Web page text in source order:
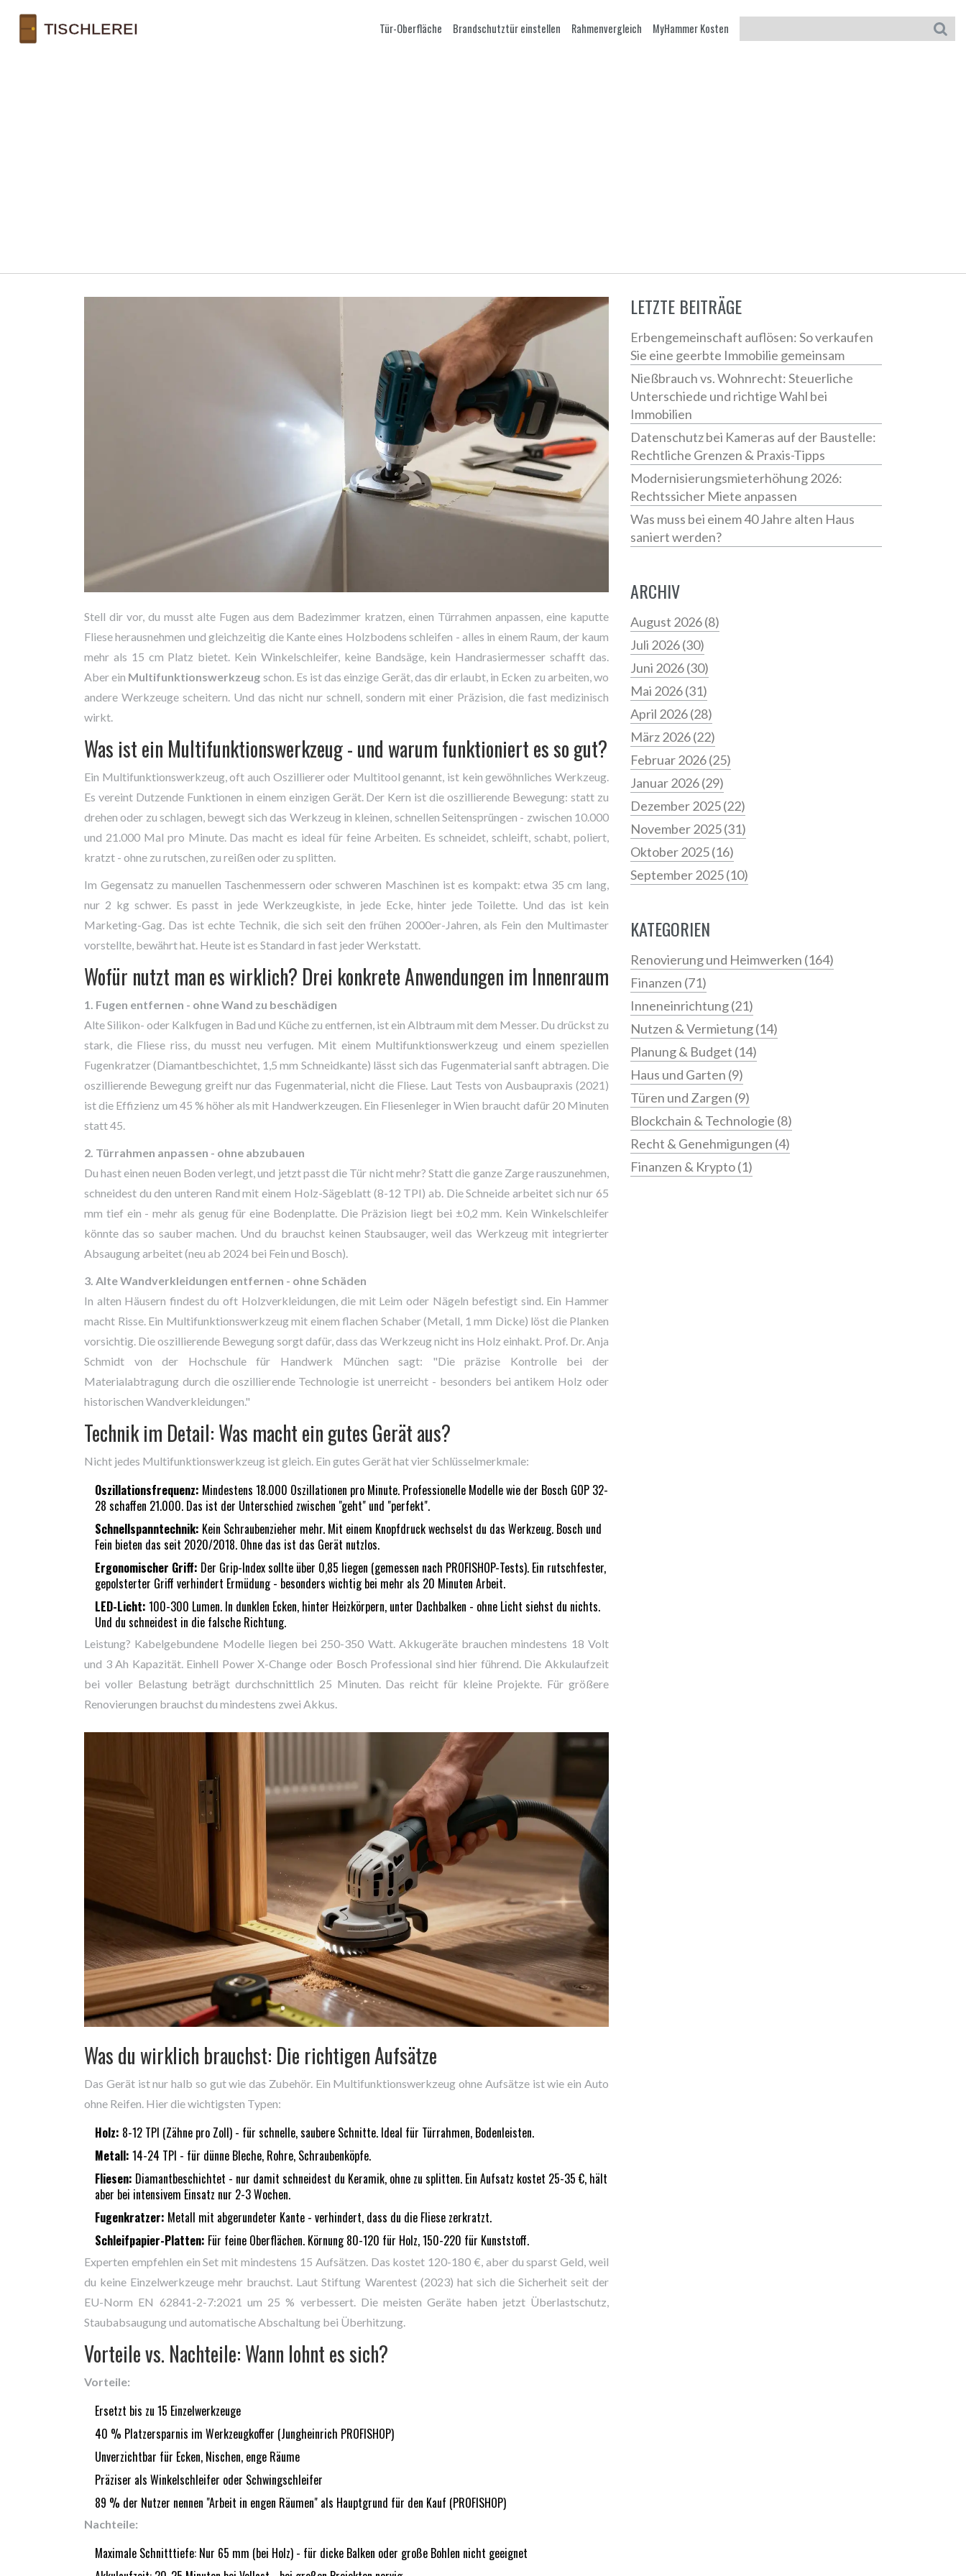
Tür-Oberfläche Brandschutztür einstellen Rahmenvergleich MyHammer Kosten
Stell dir vor, du musst alte Fugen aus dem Badezimmer kratzen, einen Türrahmen anpassen, eine kaputte
Fliese herausnehmen und gleichzeitig die Kante eines Holzbodens schleifen - alles in einem Raum, der kaum
mehr als 15 cm Platz bietet. Kein Winkelschleifer, keine Bandsäge, kein Handrasiermesser schafft das.
Aber ein Multifunktionswerkzeug schon. Es ist das einzige Gerät, das dir erlaubt, in Ecken zu arbeiten, wo
andere Werkzeuge scheitern. Und das nicht nur schnell, sondern mit einer Präzision, die fast medizinisch
wirkt.
Was ist ein Multifunktionswerkzeug - und warum funktioniert es so gut?
Ein Multifunktionswerkzeug, oft auch Oszillierer oder Multitool genannt, ist kein gewöhnliches Werkzeug.
Es vereint Dutzende Funktionen in einem einzigen Gerät. Der Kern ist die oszillierende Bewegung: statt zu
drehen oder zu schlagen, bewegt sich das Werkzeug in kleinen, schnellen Seitensprüngen - zwischen 10.000
und 21.000 Mal pro Minute. Das macht es ideal für feine Arbeiten. Es schneidet, schleift, schabt, poliert,
kratzt - ohne zu rutschen, zu reißen oder zu splitten.
Im Gegensatz zu manuellen Taschenmessern oder schweren Maschinen ist es kompakt: etwa 35 cm lang,
nur 2 kg schwer. Es passt in jede Werkzeugkiste, in jede Ecke, hinter jede Toilette. Und das ist kein
Marketing-Gag. Das ist echte Technik, die sich seit den frühen 2000er-Jahren, als Fein den Multimaster
vorstellte, bewährt hat. Heute ist es Standard in fast jeder Werkstatt.
Wofür nutzt man es wirklich? Drei konkrete Anwendungen im Innenraum
1. Fugen entfernen - ohne Wand zu beschädigen
Alte Silikon- oder Kalkfugen in Bad und Küche zu entfernen, ist ein Albtraum mit dem Messer. Du drückst zu
stark, die Fliese riss, du musst neu verfugen. Mit einem Multifunktionswerkzeug und einem speziellen
Fugenkratzer (Diamantbeschichtet, 1,5 mm Schneidkante) lässt sich das Fugenmaterial sanft abtragen. Die
oszillierende Bewegung greift nur das Fugenmaterial, nicht die Fliese. Laut Tests von Ausbaupraxis (2021)
ist die Effizienz um 45 % höher als mit Handwerkzeugen. Ein Fliesenleger in Wien braucht dafür 20 Minuten
statt 45.
2. Türrahmen anpassen - ohne abzubauen
Du hast einen neuen Boden verlegt, und jetzt passt die Tür nicht mehr? Statt die ganze Zarge rauszunehmen,
schneidest du den unteren Rand mit einem Holz-Sägeblatt (8-12 TPI) ab. Die Schneide arbeitet sich nur 65
mm tief ein - mehr als genug für eine Bodenplatte. Die Präzision liegt bei ±0,2 mm. Kein Winkelschleifer
könnte das so sauber machen. Und du brauchst keinen Staubsauger, weil das Werkzeug mit integrierter
Absaugung arbeitet (neu ab 2024 bei Fein und Bosch).
3. Alte Wandverkleidungen entfernen - ohne Schäden
In alten Häusern findest du oft Holzverkleidungen, die mit Leim oder Nägeln befestigt sind. Ein Hammer
macht Risse. Ein Multifunktionswerkzeug mit einem flachen Schaber (Metall, 1 mm Dicke) löst die Planken
vorsichtig. Die oszillierende Bewegung sorgt dafür, dass das Werkzeug nicht ins Holz einhakt. Prof. Dr. Anja
Schmidt von der Hochschule für Handwerk München sagt: "Die präzise Kontrolle bei der
Materialabtragung durch die oszillierende Technologie ist unerreicht - besonders bei antikem Holz oder
historischen Wandverkleidungen."
Technik im Detail: Was macht ein gutes Gerät aus?
Nicht jedes Multifunktionswerkzeug ist gleich. Ein gutes Gerät hat vier Schlüsselmerkmale:
Oszillationsfrequenz: Mindestens 18.000 Oszillationen pro Minute. Professionelle Modelle wie der Bosch GOP 32-
28 schaffen 21.000. Das ist der Unterschied zwischen "geht" und "perfekt".
Schnellspanntechnik: Kein Schraubenzieher mehr. Mit einem Knopfdruck wechselst du das Werkzeug. Bosch und
Fein bieten das seit 2020/2018. Ohne das ist das Gerät nutzlos.
Ergonomischer Griff: Der Grip-Index sollte über 0,85 liegen (gemessen nach PROFISHOP-Tests). Ein rutschfester,
gepolsterter Griff verhindert Ermüdung - besonders wichtig bei mehr als 20 Minuten Arbeit.
LED-Licht: 100-300 Lumen. In dunklen Ecken, hinter Heizkörpern, unter Dachbalken - ohne Licht siehst du nichts.
Und du schneidest in die falsche Richtung.
Leistung? Kabelgebundene Modelle liegen bei 250-350 Watt. Akkugeräte brauchen mindestens 18 Volt
und 3 Ah Kapazität. Einhell Power X-Change oder Bosch Professional sind hier führend. Die Akkulaufzeit
bei voller Belastung beträgt durchschnittlich 25 Minuten. Das reicht für kleine Projekte. Für größere
Renovierungen brauchst du mindestens zwei Akkus.
Was du wirklich brauchst: Die richtigen Aufsätze
Das Gerät ist nur halb so gut wie das Zubehör. Ein Multifunktionswerkzeug ohne Aufsätze ist wie ein Auto
ohne Reifen. Hier die wichtigsten Typen:
Holz: 8-12 TPI (Zähne pro Zoll) - für schnelle, saubere Schnitte. Ideal für Türrahmen, Bodenleisten.
Metall: 14-24 TPI - für dünne Bleche, Rohre, Schraubenköpfe.
Fliesen: Diamantbeschichtet - nur damit schneidest du Keramik, ohne zu splitten. Ein Aufsatz kostet 25-35 €, hält
aber bei intensivem Einsatz nur 2-3 Wochen.
Fugenkratzer: Metall mit abgerundeter Kante - verhindert, dass du die Fliese zerkratzt.
Schleifpapier-Platten: Für feine Oberflächen. Körnung 80-120 für Holz, 150-220 für Kunststoff.
Experten empfehlen ein Set mit mindestens 15 Aufsätzen. Das kostet 120-180 €, aber du sparst Geld, weil
du keine Einzelwerkzeuge mehr brauchst. Laut Stiftung Warentest (2023) hat sich die Sicherheit seit der
EU-Norm EN 62841-2-7:2021 um 25 % verbessert. Die meisten Geräte haben jetzt Überlastschutz,
Staubabsaugung und automatische Abschaltung bei Überhitzung.
Vorteile vs. Nachteile: Wann lohnt es sich?
Vorteile:
Ersetzt bis zu 15 Einzelwerkzeuge
40 % Platzersparnis im Werkzeugkoffer (Jungheinrich PROFISHOP)
Unverzichtbar für Ecken, Nischen, enge Räume
Präziser als Winkelschleifer oder Schwingschleifer
89 % der Nutzer nennen "Arbeit in engen Räumen" als Hauptgrund für den Kauf (PROFISHOP)
Nachteile:
Maximale Schnitttiefe: Nur 65 mm (bei Holz) - für dicke Balken oder große Bohlen nicht geeignet
LETZTE BEITRÄGE
Erbengemeinschaft auflösen: So verkaufen
Sie eine geerbte Immobilie gemeinsam
Nießbrauch vs. Wohnrecht: Steuerliche
Unterschiede und richtige Wahl bei
Immobilien
Datenschutz bei Kameras auf der Baustelle:
Rechtliche Grenzen & Praxis-Tipps
Modernisierungsmieterhöhung 2026:
Rechtssicher Miete anpassen
Was muss bei einem 40 Jahre alten Haus
saniert werden?
ARCHIV
August 2026(8)
Juli 2026(30)
Juni 2026(30)
Mai 2026(31)
April 2026(28)
März 2026(22)
Februar 2026(25)
Januar 2026(29)
Dezember 2025(22)
November 2025(31)
Oktober 2025(16)
September 2025(10)
KATEGORIEN
Renovierung und Heimwerken (164)
Finanzen (71)
Inneneinrichtung(21)
Nutzen & Vermietung(14)
Planung & Budget (14)
Haus und Garten (9)
Türen und Zargen (9)
Blockchain & Technologie (8)
Recht & Genehmigungen (4)
Finanzen & Krypto(1)